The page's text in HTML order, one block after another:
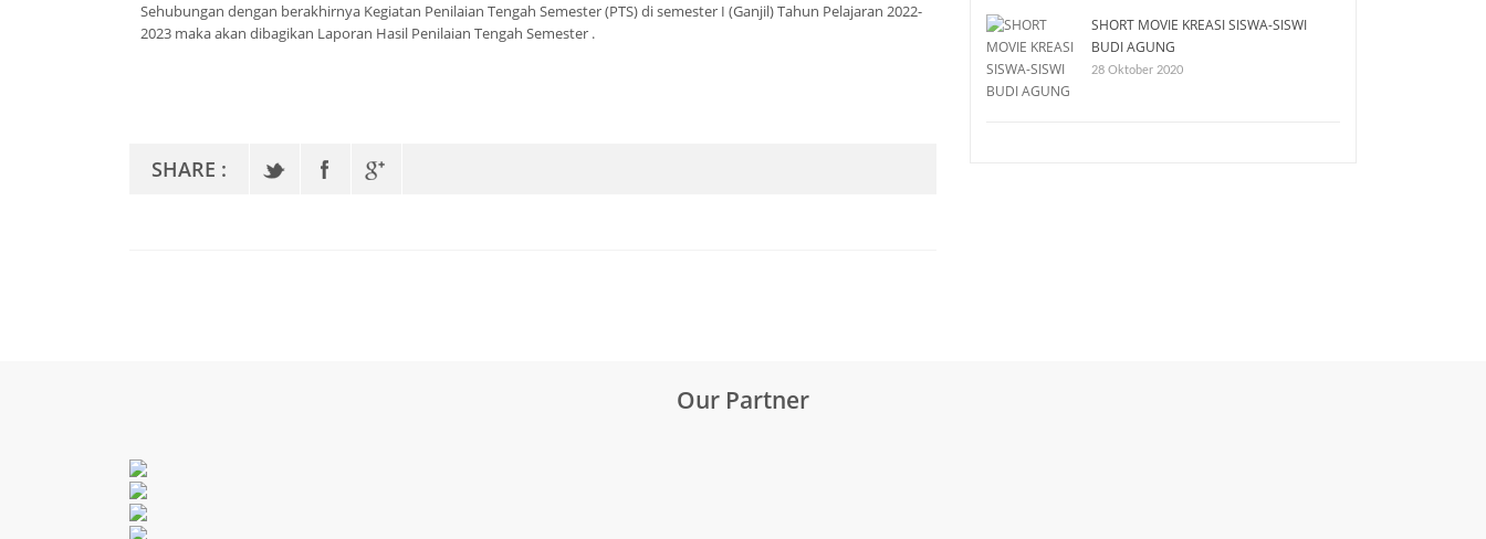
Sehubungan dengan berakhirnya Kegiatan Penilaian Tengah Semester (PTS) di semester I (Ganjil) Tahun Pelajaran 2022-
2023 maka akan dibagikan Laporan Hasil Penilaian Tengah Semester .
SHARE :
SHORT MOVIE KREASI SISWA-SISWI
BUDI AGUNG
28 Oktober 2020
Our Partner